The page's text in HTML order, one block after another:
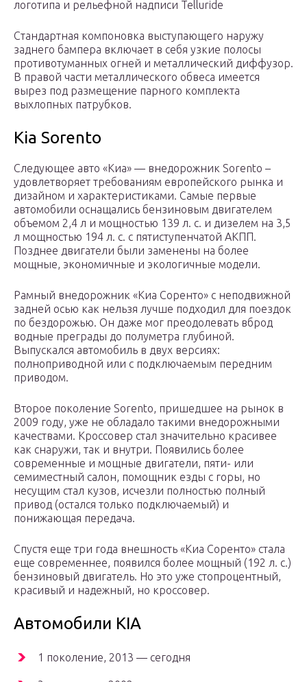
логотипа и рельефной надписи Telluride
Стандартная компоновка выступающего наружу
заднего бампера включает в себя узкие полосы
противотуманных огней и металлический диффузор.
В правой части металлического обвеса имеется
вырез под размещение парного комплекта
выхлопных патрубков.
Kia Sorento
Следующее авто «Киа» — внедорожник Sorento –
удовлетворяет требованиям европейского рынка и
дизайном и характеристиками. Самые первые
автомобили оснащались бензиновым двигателем
объемом 2,4 л и мощностью 139 л. с. и дизелем на 3,5
л мощностью 194 л. с. с пятиступенчатой АКПП.
Позднее двигатели были заменены на более
мощные, экономичные и экологичные модели.
Рамный внедорожник «Киа Соренто» с неподвижной
задней осью как нельзя лучше подходил для поездок
по бездорожью. Он даже мог преодолевать вброд
водные преграды до полуметра глубиной.
Выпускался автомобиль в двух версиях:
полноприводной или с подключаемым передним
приводом.
Второе поколение Sorento, пришедшее на рынок в
2009 году, уже не обладало такими внедорожными
качествами. Кроссовер стал значительно красивее
как снаружи, так и внутри. Появились более
современные и мощные двигатели, пяти- или
семиместный салон, помощник езды с горы, но
несущим стал кузов, исчезли полностью полный
привод (остался только подключаемый) и
понижающая передача.
Спустя еще три года внешность «Киа Соренто» стала
еще современнее, появился более мощный (192 л. с.)
бензиновый двигатель. Но это уже стопроцентный,
красивый и надежный, но кроссовер.
Автомобили KIA
1 поколение, 2013 — сегодня